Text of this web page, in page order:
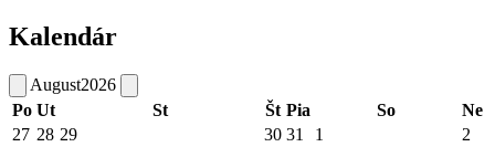
Kalendár
August2026
Po Ut St Št Pia So
Ne
27 28 29 30 31 1 2